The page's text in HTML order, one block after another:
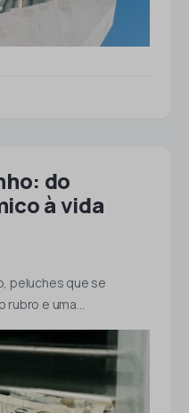
do
à vida
peluches que se
e uma…